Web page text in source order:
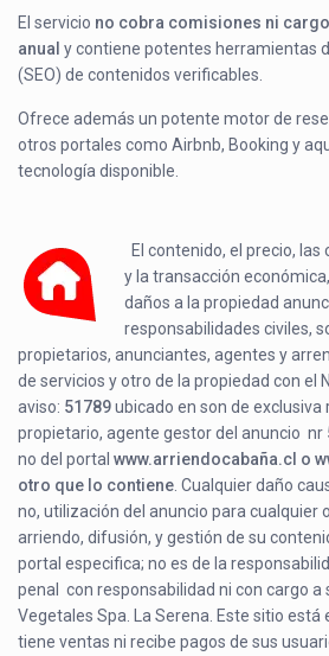
El servicio no cobra comisiones ni
anual y contiene potentes herramientas
(SEO) de contenidos verificables.
Ofrece además un potente motor de
otros portales como Airbnb, Booking y
tecnología disponible.
El contenido, el precio,
y la transacción
daños a la propiedad
responsabilidades civiles,
propietarios, anunciantes, agentes y
de servicios y otro de la propiedad con el
aviso: 51789ubicado enson de exclusiva
propietario, agente gestor del anuncio nr
no del portalwww.arriendocabaña.cl o
otro que lo contiene . Cualquier daño
no, utilización del anuncio para cualquier
arriendo, difusión, y gestión de su
portal especifica; no es de la
penal con responsabilidad ni con cargo a
Vegetales Spa. La Serena. Este sitio está
tiene ventas ni recibe pagos de sus